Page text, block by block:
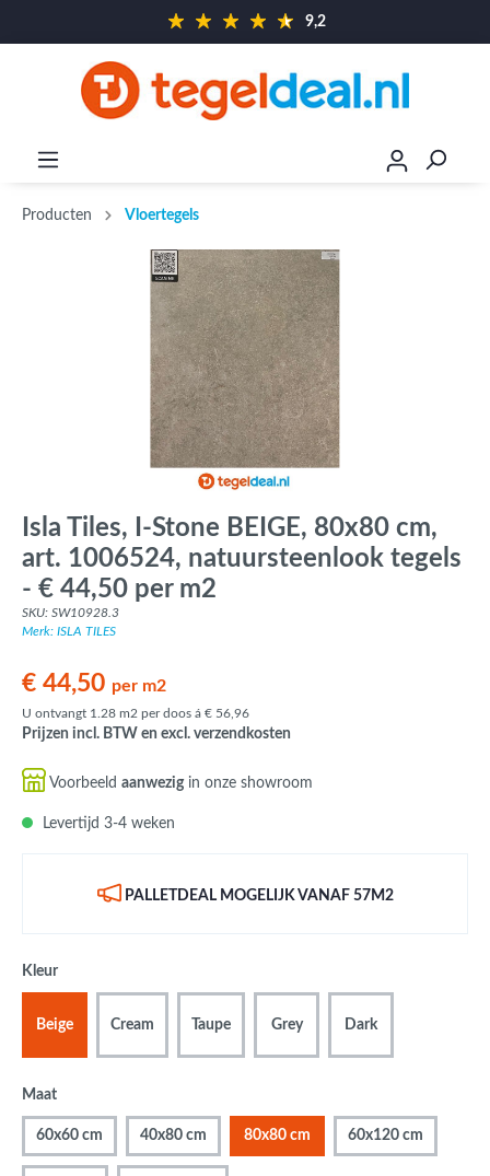
9,2
Producten Vloertegels
Isla Tiles, I-Stone BEIGE, 80x80 cm,
art. 1006524, natuursteenlook tegels
- € 44,50 per m2
SKU: SW10928.3
Merk: ISLA TILES
€ 44,50 per m2
U ontvangt 1.28 m2 per doos á € 56,96
Prijzen incl. BTW en excl. verzendkosten
Voorbeeld aanwezigin onze showroom
Levertijd 3-4 weken
PALLETDEAL MOGELIJK VANAF 57M2
Kleur
Beige Cream Taupe Grey Dark
Maat
60x60 cm 40x80 cm 80x80 cm 60x120 cm